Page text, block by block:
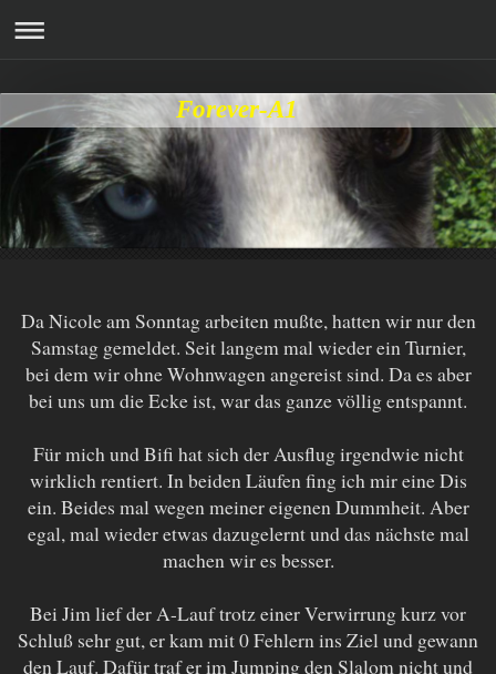
Forever-A1
Da Nicole am Sonntag arbeiten mußte, hatten wir nur den
Samstag gemeldet. Seit langem mal wieder ein Turnier,
bei dem wir ohne Wohnwagen angereist sind. Da es aber
bei uns um die Ecke ist, war das ganze völlig entspannt.
Für mich und Bifi hat sich der Ausflug irgendwie nicht
wirklich rentiert. In beiden Läufen fing ich mir eine Dis
ein. Beides mal wegen meiner eigenen Dummheit. Aber
egal, mal wieder etwas dazugelernt und das nächste mal
machen wir es besser.
Bei Jim lief der A-Lauf trotz einer Verwirrung kurz vor
Schluß sehr gut, er kam mit 0 Fehlern ins Ziel und gewann
den Lauf. Dafür traf er im Jumping den Slalom nicht und